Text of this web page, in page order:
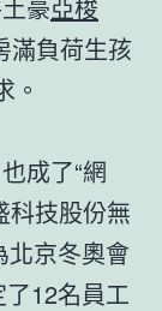
豪亞梭
滿負荷生孩
。
成了“網
科技股份無
北京冬奧會
12名員工